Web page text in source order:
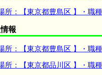
：【東京都豊島区 】・職
報
：【東京都豊島区 】・職
：【東京都品川区 】・職